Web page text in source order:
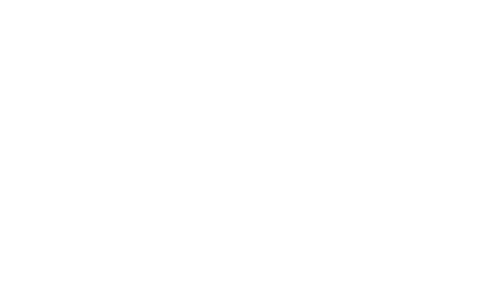
immatriculé au RSAC de AUCH sous le numéro 834 762